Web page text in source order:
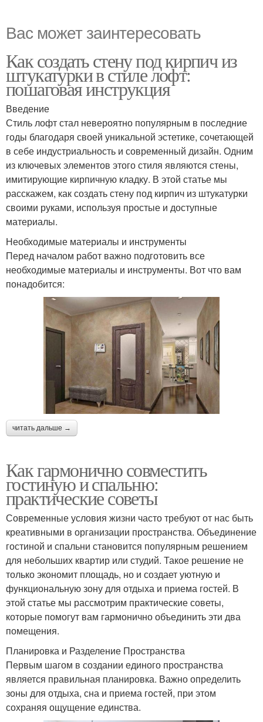
Вас может заинтересовать
Как создать стену под кирпич из
штукатурки в стиле лофт:
пошаговая инструкция
Введение
Стиль лофт стал невероятно популярным в последние
годы благодаря своей уникальной эстетике, сочетающей
в себе индустриальность и современный дизайн. Одним
из ключевых элементов этого стиля являются стены,
имитирующие кирпичную кладку. В этой статье мы
расскажем, как создать стену под кирпич из штукатурки
своими руками, используя простые и доступные
материалы.
Необходимые материалы и инструменты
Перед началом работ важно подготовить все
необходимые материалы и инструменты. Вот что вам
понадобится:
читать дальше →
Как гармонично совместить
гостиную и спальню:
практические советы
Современные условия жизни часто требуют от нас быть
креативными в организации пространства. Объединение
гостиной и спальни становится популярным решением
для небольших квартир или студий. Такое решение не
только экономит площадь, но и создает уютную и
функциональную зону для отдыха и приема гостей. В
этой статье мы рассмотрим практические советы,
которые помогут вам гармонично объединить эти два
помещения.
Планировка и Разделение Пространства
Первым шагом в создании единого пространства
является правильная планировка. Важно определить
зоны для отдыха, сна и приема гостей, при этом
сохраняя ощущение единства.